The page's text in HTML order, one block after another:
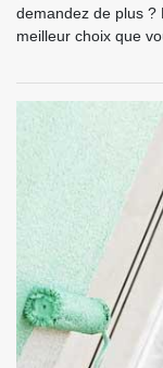
demandez de plus ?
meilleur choix que